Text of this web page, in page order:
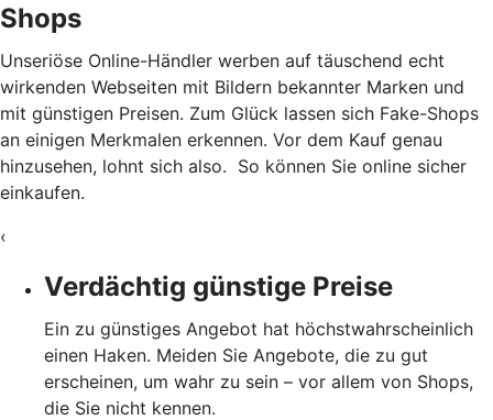
Shops
Unseriöse Online-Händler werben auf täuschend echt
wirkenden Webseiten mit Bildern bekannter Marken und
mit günstigen Preisen. Zum Glück lassen sich Fake-Shops
an einigen Merkmalen erkennen. Vor dem Kauf genau
hinzusehen, lohnt sich also. So können Sie online sicher
einkaufen.
‹
Verdächtig günstige Preise
Ein zu günstiges Angebot hat höchstwahrscheinlich
einen Haken. Meiden Sie Angebote, die zu gut
erscheinen, um wahr zu sein – vor allem von Shops,
die Sie nicht kennen.